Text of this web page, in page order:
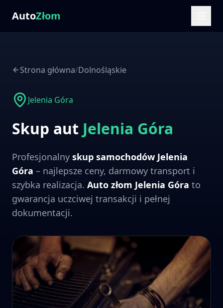
AutoZłom
Strona główna/Dolnośląskie
Jelenia Góra
Skup aut Jelenia Góra
Profesjonalny skup samochodów Jelenia
Góra – najlepsze ceny, darmowy transport i
szybka realizacja. Auto złom Jelenia Góra to
gwarancja uczciwej transakcji i pełnej
dokumentacji.